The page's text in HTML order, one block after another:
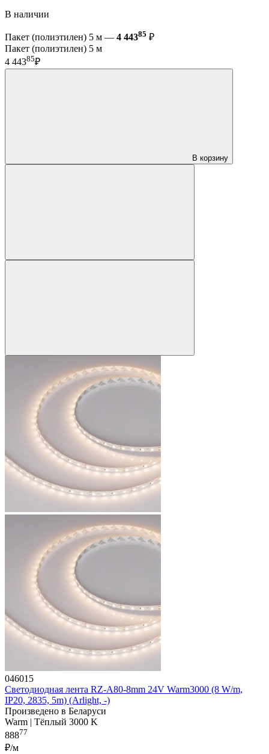
В наличии
Пакет (полиэтилен) 5 м — 4 44385 ₽
Пакет (полиэтилен) 5 м
4 44385₽
В корзину
046015
Светодиодная лента RZ-A80-8mm 24V Warm3000 (8 W/m,
IP20, 2835, 5m) (Arlight, -)
Произведено в Беларуси
Warm | Тёплый 3000 K
88877
₽/м